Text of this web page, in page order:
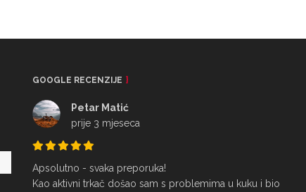
GOOGLE RECENZIJE
Petar Matić
prije 3 mjeseca
Apsolutno - svaka preporuka!
Kao aktivni trkač došao sam s problemima u kuku i bio